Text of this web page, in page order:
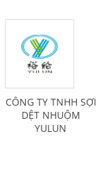
CÔNG TY TNHH SỢI
DỆT NHUỘM
YULUN